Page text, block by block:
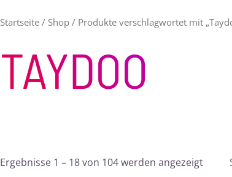
Startseite/ Shop/ Produkte verschlagwortet mit
TAYDOO
Ergebnisse 1 – 18 von 104 werden angezeigt